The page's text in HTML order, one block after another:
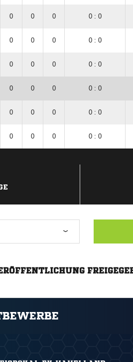
0 0 0 0 : 0
0 0 0 0 : 0
0 0 0 0 : 0
0 0 0 0 : 0
0 0 0 0 : 0
0 0 0 0 : 0